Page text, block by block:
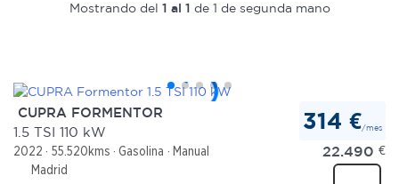
Mostrando del 1 al 1 de 1 de segunda mano
CUPRA FORMENTOR
1.5 TSI 110 kW
2022 55.520kms Gasolina
Manual
Madrid
314 €/mes
22.490 €